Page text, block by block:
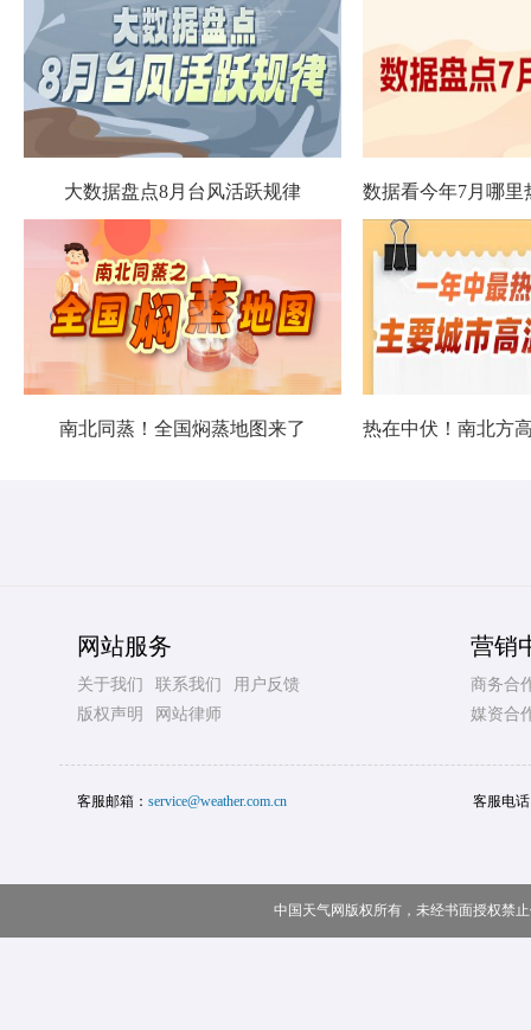
大数据盘点8月台风活跃规律
南北同蒸！全国焖蒸地图来了
网站服务
关于我们 联系我们
用户反馈
版权声明
网站律师
营销
商务合
媒资合
客服邮箱： service@weather.com.cn 客服电
中国天气网版权所有，未经书面授权